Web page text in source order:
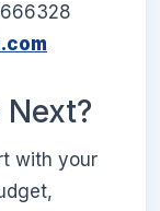
Next?
with your